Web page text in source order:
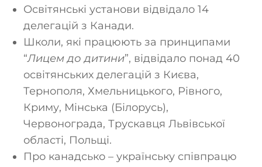
Освітянські установи відвідало 14
делегацій з Канади.
Школи, які працюють за принципами
“Лицем до дитини”, відвідало понад 40
освітянських делегацій з Києва,
Тернополя, Хмельницького, Рівного,
Криму, Мінська (Білорусь),
Червонограда, Трускавця Львівської
області, Польщі.
Про канадсько – українську співпрацю